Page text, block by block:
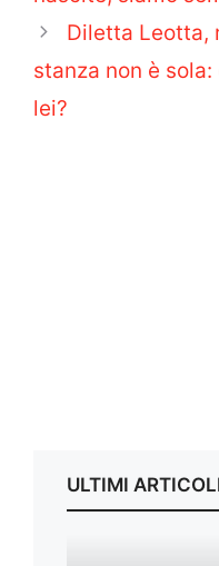
Diletta Leotta,
stanza non è sola:
lei?
ULTIMI